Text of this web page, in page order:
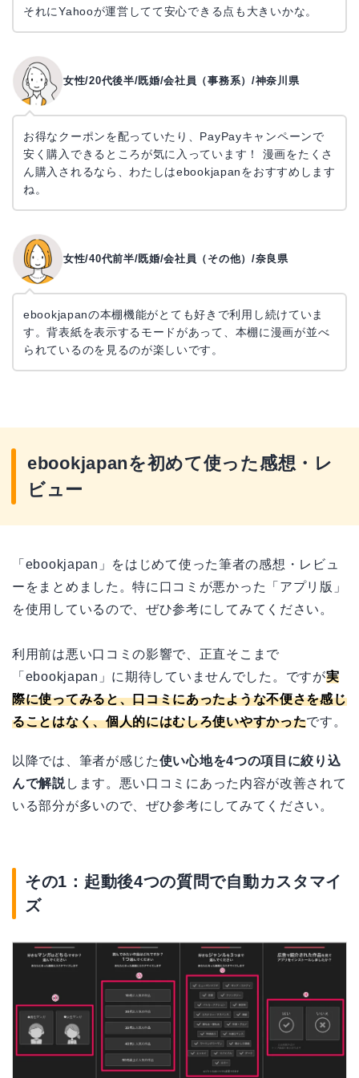
それにYahooが運営してて安心できる点も大きいかな。
女性/20代後半/既婚/会社員（事務系）/神奈川県
お得なクーポンを配っていたり、PayPayキャンペーンで
安く購入できるところが気に入っています！ 漫画をたくさ
ん購入されるなら、わたしはebookjapanをおすすめします
ね。
女性/40代前半/既婚/会社員（その他）/奈良県
ebookjapanの本棚機能がとても好きで利用し続けていま
す。背表紙を表示するモードがあって、本棚に漫画が並べ
られているのを見るのが楽しいです。
ebookjapanを初めて使った感想・レ
ビュー
「ebookjapan」をはじめて使った筆者の感想・レビュ
ーをまとめました。特に口コミが悪かった「アプリ版」
を使用しているので、ぜひ参考にしてみてください。
利用前は悪い口コミの影響で、正直そこまで
「ebookjapan」に期待していませんでした。ですが実
際に使ってみると、口コミにあったような不便さを感じ
ることはなく、個人的にはむしろ使いやすかったです。
以降では、筆者が感じた使い心地を4つの項目に絞り込
んで解説します。悪い口コミにあった内容が改善されて
いる部分が多いので、ぜひ参考にしてみてください。
その1：起動後4つの質問で自動カスタマイ
ズ